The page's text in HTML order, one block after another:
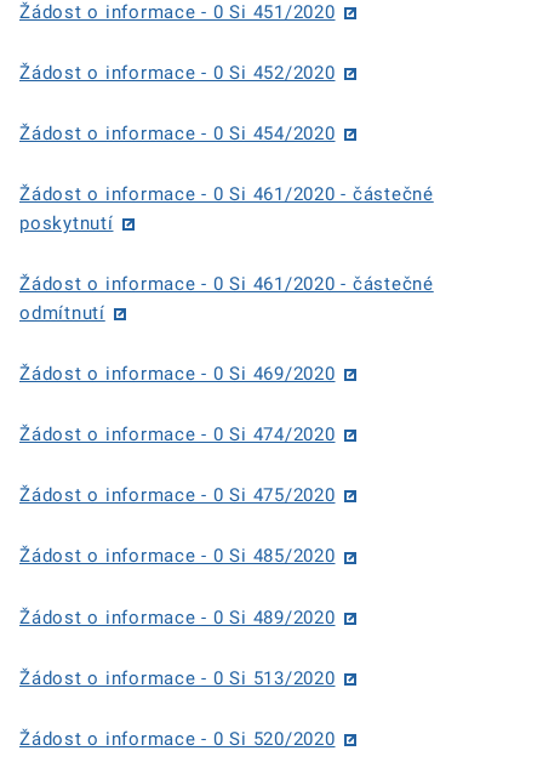
Žádost o informace - 0 Si 451/2020
Žádost o informace - 0 Si 452/2020
Žádost o informace - 0 Si 454/2020
Žádost o informace - 0 Si 461/2020 - částečné
poskytnutí
Žádost o informace - 0 Si 461/2020 - částečné
odmítnutí
Žádost o informace - 0 Si 469/2020
Žádost o informace - 0 Si 474/2020
Žádost o informace - 0 Si 475/2020
Žádost o informace - 0 Si 485/2020
Žádost o informace - 0 Si 489/2020
Žádost o informace - 0 Si 513/2020
Žádost o informace - 0 Si 520/2020